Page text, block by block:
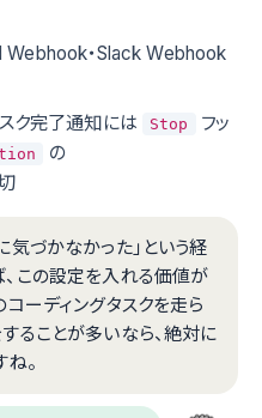
Webhook・Slack Webhook
ク完了通知には Stop
フッ
の
気づかなかった」という経
この設定を入れる価値が
コーディングタスクを走ら
ることが多いなら、絶対に
。